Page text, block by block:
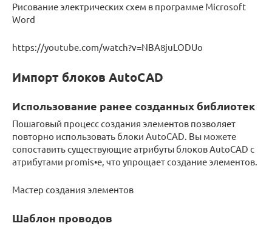
Рисование электрических схем в программе Microsoft
Word
https://youtube.com/watch?v=NBA8juLODUo
Импорт блоков AutoCAD
Использование ранее созданных библиотек
Пошаговый процесс создания элементов позволяет
повторно использовать блоки AutoCAD. Вы можете
сопоставить существующие атрибуты блоков AutoCAD с
атрибутами promis•e, что упрощает создание элементов.
Мастер создания элементов
Шаблон проводов